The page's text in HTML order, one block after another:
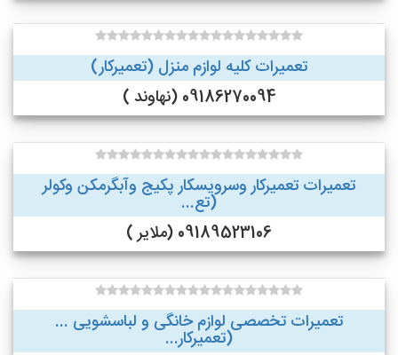
تعمیرات کلیه لوازم منزل (تعمیرکار)
09186270094 (نهاوند )
تعمیرات تعمیرکار وسرویسکار پکیج وآبگرمکن وکولر
(تع...
09189523106 (ملایر )
تعمیرات تخصصی لوازم خانگی و لباسشویی ...
(تعمیرکار...